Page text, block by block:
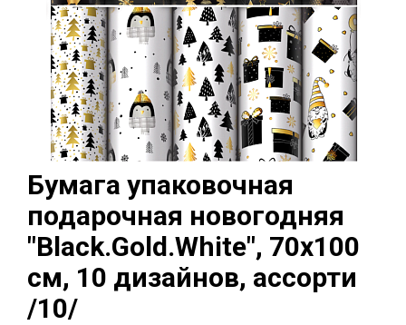
Бумага упаковочная
подарочная новогодняя
"Black.Gold.White", 70х100
см, 10 дизайнов, ассорти
/10/